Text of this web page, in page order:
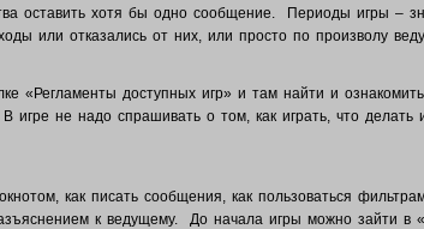
оставить хотя бы одно сообщение. Периоды игры –
или отказались от них, или просто по произволу
«Регламенты доступных игр» и там найти и
не надо спрашивать о том, как играть, что делать
как писать сообщения, как пользоваться
к ведущему. До начала игры можно зайти в